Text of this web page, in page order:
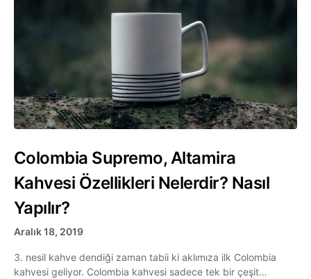
Colombia Supremo, Altamira
Kahvesi Özellikleri Nelerdir? Nasıl
Yapılır?
Aralık 18, 2019
3. nesil kahve dendiği zaman tabii ki aklımıza ilk Colombia
kahvesi geliyor. Colombia kahvesi sadece tek bir çeşit…